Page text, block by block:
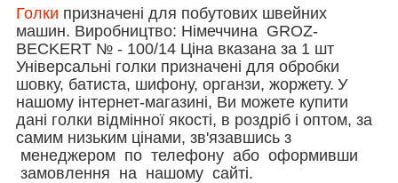
Голки призначені для побутових швейних
машин. Виробництво: Німеччина GROZ-
BECKERT № - 100/14 Ціна вказана за 1 шт
Універсальні голки призначені для обробки
шовку, батиста, шифону, органзи, жоржету. У
нашому інтернет-магазині, Ви можете купити
дані голки відмінної якості, в роздріб і оптом, за
самим низьким цінами, зв'язавшись з
менеджером по телефону або оформивши
замовлення на нашому сайті.